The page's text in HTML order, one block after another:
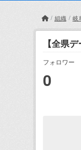
組織 岐
【全県
フォロワー
0